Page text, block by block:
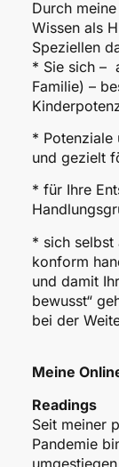
Durch
Wissen als
Speziellen
* Sie sich –
Familie) –
* Potenziale
und gezielt
* für Ihre
* sich selbst
konform
und damit
bewusst“
bei der
Meine
Readings
Seit meiner
Pandemie